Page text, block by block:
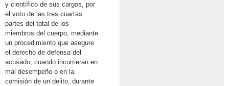
y científico de sus cargos, por
el voto de las tres cuartas
partes del total de los
miembros del cuerpo, mediante
un procedimiento que asegure
el derecho de defensa del
acusado, cuando incurrieran en
mal desempeño o en la
comisión de un delito, durante